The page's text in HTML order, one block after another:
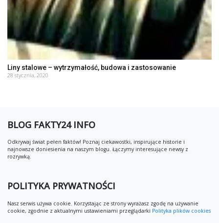
Liny stalowe – wytrzymałość, budowa i zastosowanie
28 stycznia, 2020
BLOG FAKTY24 INFO
Odkrywaj świat pełen faktów! Poznaj ciekawostki, inspirujące historie i
najnowsze doniesienia na naszym blogu. Łączymy interesujące newsy z
rozrywką.
POLITYKA PRYWATNOŚCI
Nasz serwis używa cookie. Korzystając ze strony wyrażasz zgodę na używanie
cookie, zgodnie z aktualnymi ustawieniami przeglądarki Polityka plików cookies